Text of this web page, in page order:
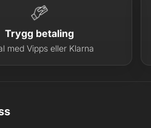
Trygg betaling
med Vipps eller Klarna